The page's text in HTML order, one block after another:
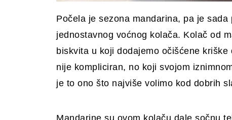
Počela je sezona mandarina, pa je
jednostavnog voćnog kolača. Kolač od
biskvita u koji dodajemo očišćene
nije kompliciran, no koji svojom
je to ono što najviše volimo kod dobrih